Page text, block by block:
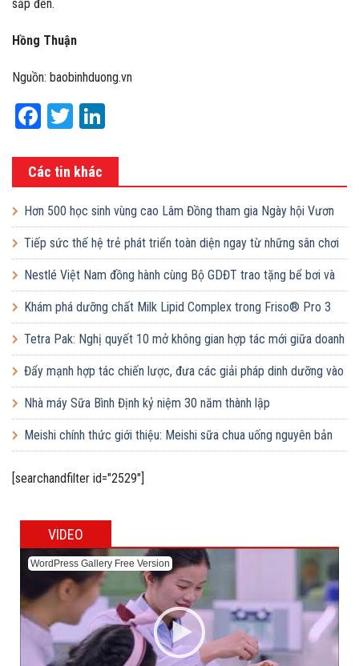
sắp đến.
Hồng Thuận
Nguồn: baobinhduong.vn
Facebook
Twitter
Các tin khác
Hơn 500 học sinh vùng cao Lâm Đồng tham gia Ngày hội Vươn
cao Việt Nam
Tiếp sức thế hệ trẻ phát triển toàn diện ngay từ những sân chơi
học đường
Nestlé Việt Nam đồng hành cùng Bộ GDĐT trao tặng bể bơi và
lớp dạy bơi mô hình điểm cho học sinh tại tỉnh Bắc Ninh
Khám phá dưỡng chất Milk Lipid Complex trong Friso® Pro 3
Tetra Pak: Nghị quyết 10 mở không gian hợp tác mới giữa doanh
nghiệp FDI và doanh nghiệp Việt
Đẩy mạnh hợp tác chiến lược, đưa các giải pháp dinh dưỡng vào
trường học
Nhà máy Sữa Bình Định kỷ niệm 30 năm thành lập
Meishi chính thức giới thiệu: Meishi sữa chua uống nguyên bản
[searchandfilter id="2529"]
VIDEO
WordPress Gallery Free Version